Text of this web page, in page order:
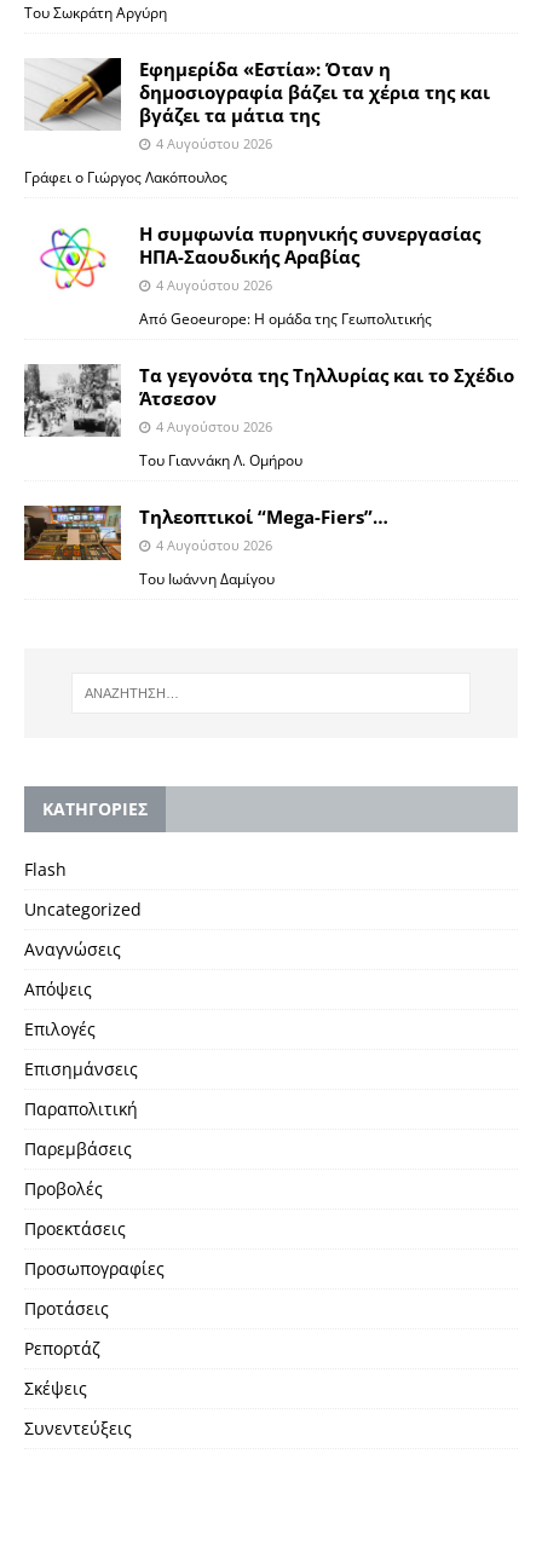
Του Σωκράτη Αργύρη
Εφημερίδα «Εστία»: Όταν η
δημοσιογραφία βάζει τα χέρια της και
βγάζει τα μάτια της
4 Αυγούστου 2026
Γράφει ο Γιώργος Λακόπουλος
Η συμφωνία πυρηνικής συνεργασίας
ΗΠΑ-Σαουδικής Αραβίας
4 Αυγούστου 2026
Από Geoeurope: H ομάδα της Γεωπολιτικής
Τα γεγονότα της Τηλλυρίας και το Σχέδιο
Άτσεσον
4 Αυγούστου 2026
Toυ Γιαννάκη Λ. Ομήρου
Tηλεοπτικοί “Mega-Fiers”…
4 Αυγούστου 2026
Toυ Ιωάννη Δαμίγου
KΑΤΗΓΟΡΙΕΣ
Flash
Uncategorized
Αναγνώσεις
Απόψεις
Επιλογές
Επισημάνσεις
Παραπολιτική
Παρεμβάσεις
Προβολές
Προεκτάσεις
Προσωπογραφίες
Προτάσεις
Ρεπορτάζ
Σκέψεις
Συνεντεύξεις